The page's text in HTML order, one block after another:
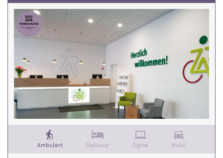
Ambulant Stationär Digital Mobil